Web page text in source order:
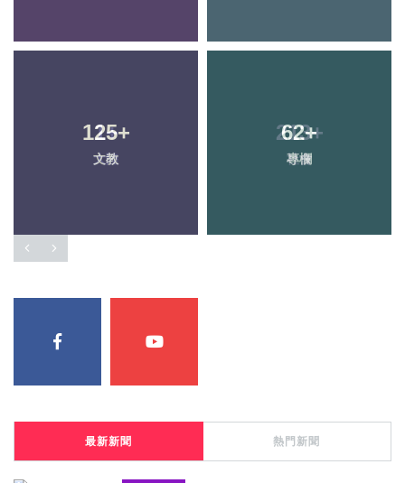
125+
文教
62+
專欄
最新新聞 熱門新聞